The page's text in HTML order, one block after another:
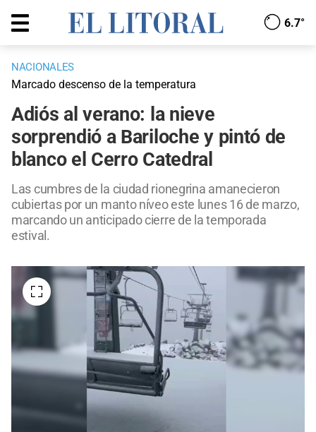
6.7°
NACIONALES
Marcado descenso de la temperatura
Adiós al verano: la nieve
sorprendió a Bariloche y pintó de
blanco el Cerro Catedral
Las cumbres de la ciudad rionegrina amanecieron
cubiertas por un manto níveo este lunes 16 de marzo,
marcando un anticipado cierre de la temporada
estival.